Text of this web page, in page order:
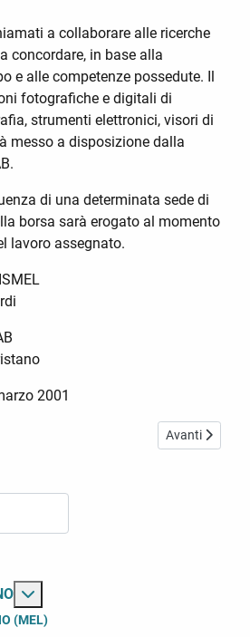
a collaborare alle ricerche
concordare, in base alla
e alle competenze possedute. Il
fotografiche e digitali di
strumenti elettronici, visori di
messo a disposizione dalla
di una determinata sede di
borsa sarà erogato al momento
lavoro assegnato.
2001
Articolo
Avanti
(MEL)